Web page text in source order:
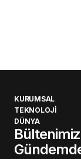
KURUMSAL
TEKNOLOJİ
DÜNYA